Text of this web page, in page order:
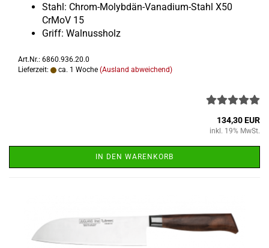
Stahl: Chrom-​Molybdän-Vanadium-Stahl X50
CrMoV 15
Griff: Wal­nuss­holz
Art.Nr.: 6860.936.20.0
Lieferzeit:
ca. 1 Woche (Ausland abweichend)
134,30 EUR
inkl. 19% MwSt.
IN DEN WARENKORB